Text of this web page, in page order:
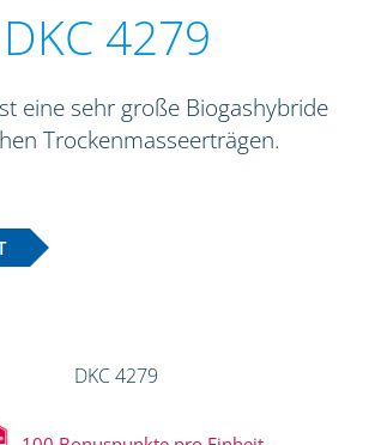
DKC 4279
eine sehr große Biogashybride
Trockenmasseerträgen.